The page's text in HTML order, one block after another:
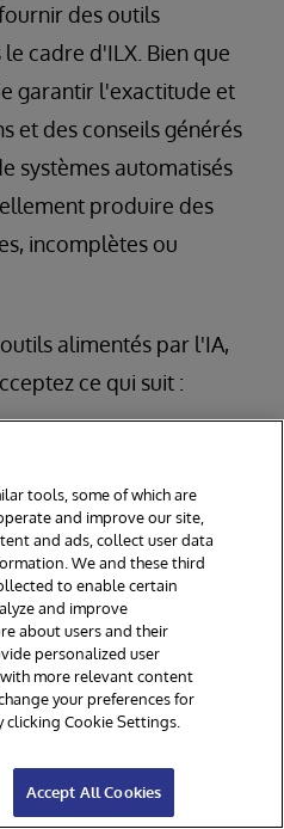
des outils
cadre d'ILX. Bien que
garantir l'exactitude et
et des conseils générés
systèmes automatisés
produire des
incomplètes ou
alimentés par l'IA,
ce qui suit :
toutes les
lorsque vous
obtenues
outils ne remplacent
ou les
officiels fournis par
aucune responsabilité
tools, some of which are
and improve our site,
and ads, collect user data
We and these third
to enable certain
and improve
about users and their
personalized user
with more relevant content
your preferences for
Cookie Settings.
Accept All Cookies